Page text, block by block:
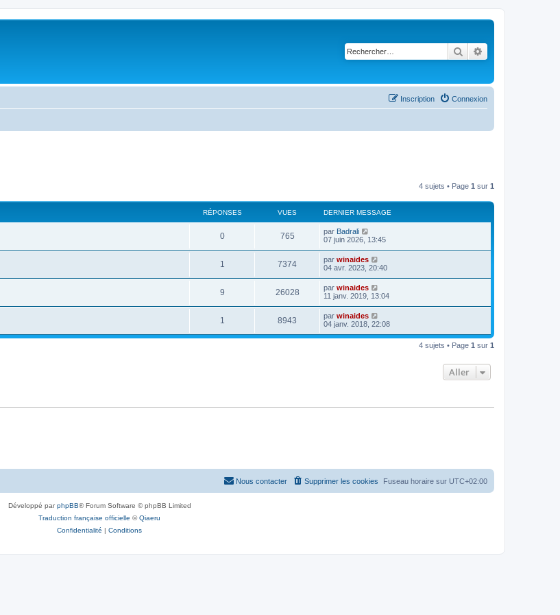
Rechercher
Connexion
Inscription
4 sujets • Page 1 sur 1
RÉPONSES VUES DERNIER MESSAGE
0 765 par Badrali
07 juin 2026, 13:45
1 7374 par winaides
04 avr. 2023, 20:40
9 26028 par winaides
11 janv. 2019, 13:04
1 8943 par winaides
04 janv. 2018, 22:08
4 sujets • Page 1 sur 1
Aller
Fuseau horaire sur UTC+02:00
Supprimer les cookies
Nous contacter
Développé parphpBB® Forum Software © phpBB Limited
Traduction française officielle ©Qiaeru
Confidentialité | Conditions